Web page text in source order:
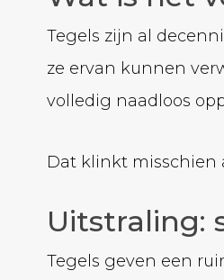
Tegels zijn al
ze ervan kunnen
volledig naadloos
Dat klinkt misschien
Uitstraling:
Tegels geven een